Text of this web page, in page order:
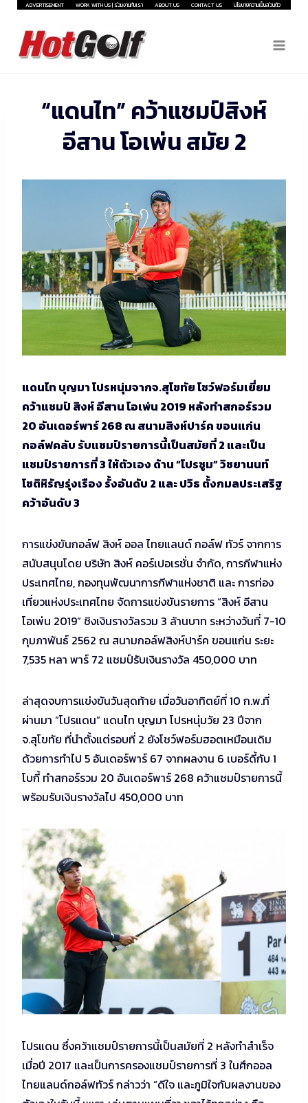
Skip
content
ADVERTISEMENT WORK WITH US | ร่วมงานกับเรา ABOUT US CONTACT US นโยบายความเป็นส่วนตัว
“แดนไท” คว้าแชมป์สิงห์
อีสาน โอเพ่น สมัย 2
แดนไท บุญมา โปรหนุ่มจากจ.สุโขทัย โชว์ฟอร์มเยี่ยม
คว้าแชมป์ สิงห์ อีสาน โอเพ่น 2019 หลังทำสกอร์รวม
20 อันเดอร์พาร์ 268 ณ สนามสิงห์ปาร์ค ขอนแก่น
กอล์ฟคลับ รับแชมป์รายการนี้เป็นสมัยที่ 2 และเป็น
แชมป์รายการที่ 3 ให้ตัวเอง ด้าน “โปรซูม” วิชยานนท์
โชติหิรัญรุ่งเรือง รั้งอันดับ 2 และ ปวิธ ตั้งกมลประเสริฐ
คว้าอันดับ 3
การแข่งขันกอล์ฟ สิงห์ ออล ไทยแลนด์ กอล์ฟ ทัวร์ จากการ
สนับสนุนโดย บริษัท สิงห์ คอร์เปอเรชั่น จำกัด, การกีฬาแห่ง
ประเทศไทย, กองทุนพัฒนาการกีฬาแห่งชาติ และ การท่อง
เที่ยวแห่งประเทศไทย จัดการแข่งขันรายการ “สิงห์ อีสาน
โอเพ่น 2019” ชิงเงินรางวัลรวม 3 ล้านบาท ระหว่างวันที่ 7-10
กุมภาพันธ์ 2562 ณ สนามกอล์ฟสิงห์ปาร์ค ขอนแก่น ระยะ
7,535 หลา พาร์ 72 แชมป์รับเงินรางวัล 450,000 บาท
ล่าสุดจบการแข่งขันวันสุดท้าย เมื่อวันอาทิตย์ที่ 10 ก.พ.ที่
ผ่านมา “โปรแดน” แดนไท บุญมา โปรหนุ่มวัย 23 ปีจาก
จ.สุโขทัย ที่นำตั้งแต่รอบที่ 2 ยังโชว์ฟอร์มฮอตเหมือนเดิม
ด้วยการทำไป 5 อันเดอร์พาร์ 67 จากผลงาน 6 เบอร์ดี้กับ 1
โบกี้ ทำสกอร์รวม 20 อันเดอร์พาร์ 268 คว้าแชมป์รายการนี้
พร้อมรับเงินรางวัลไป 450,000 บาท
โปรแดน ซึ่งคว้าแชมป์รายการนี้เป็นสมัยที่ 2 หลังทำสำเร็จ
เมื่อปี 2017 และเป็นการครองแชมป์รายการที่ 3 ในศึกออล
ไทยแลนด์กอล์ฟทัวร์ กล่าวว่า “ดีใจ และภูมิใจกับผลงานของ